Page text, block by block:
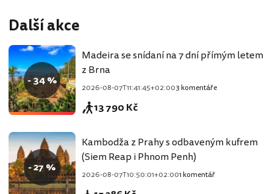
Další akce
- 34 %
Madeira se snídaní na 7 dní přímým letem
z Brna
2026-08-07T11:41:45+02:003 komentáře
13 790 Kč
- 27 %
Kambodža z Prahy s odbaveným kufrem
(Siem Reap i Phnom Penh)
2026-08-07T10:50:01+02:001 komentář